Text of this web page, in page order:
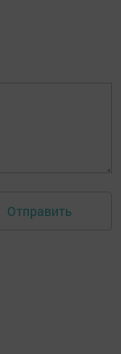
Отправить